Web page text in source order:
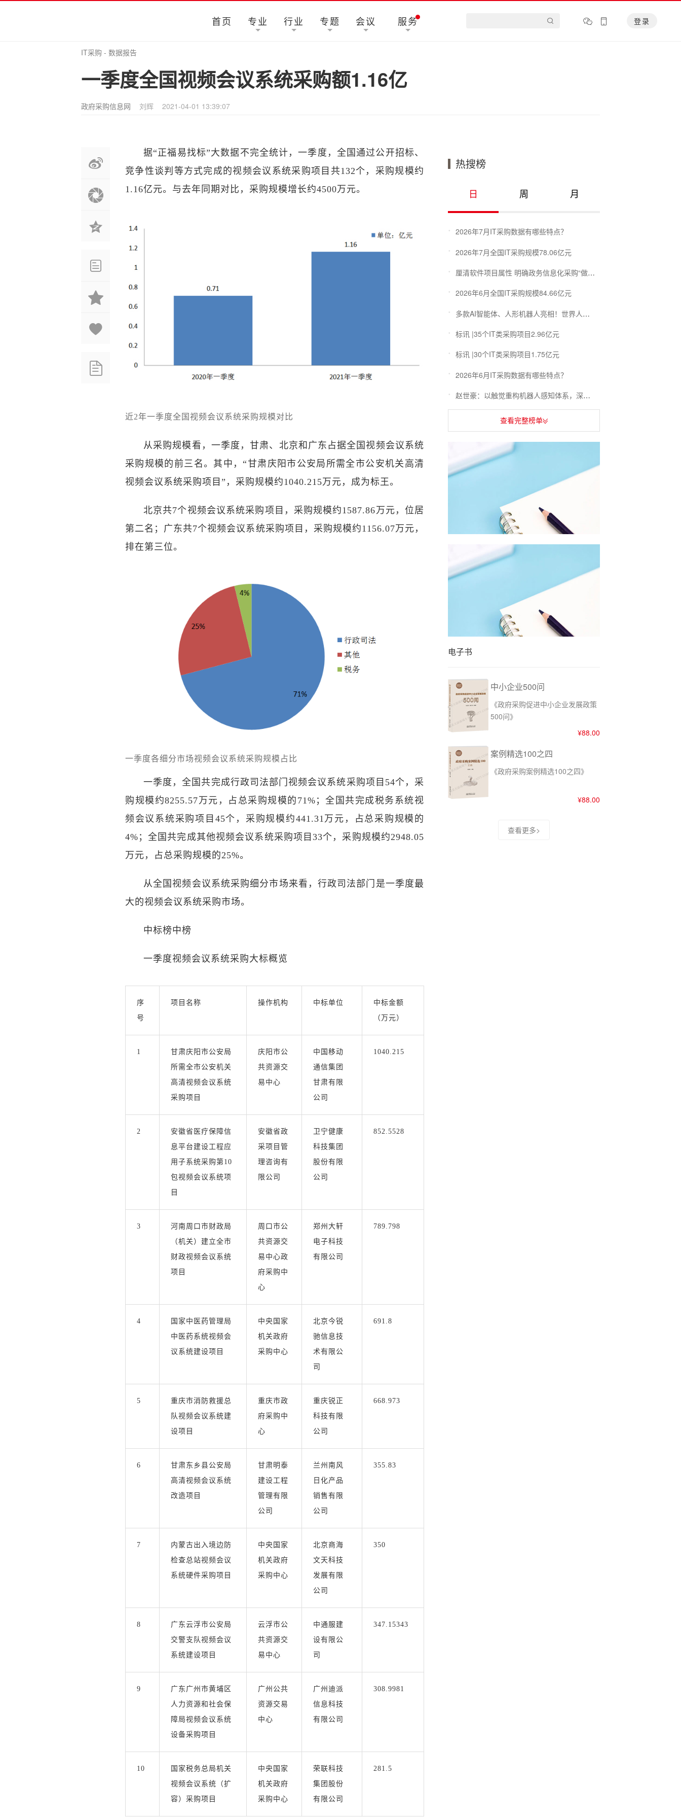
首页 专业 行业 专题 会议 服务 登录
IT采购 - 数据报告
一季度全国视频会议系统采购额1.16亿
政府采购信息网 刘辉 2021-04-01 13:39:07
据“正福易找标”大数据不完全统计，一季度，全国通过公开招标、
竞争性谈判等方式完成的视频会议系统采购项目共132个，采购规模约
1.16亿元。与去年同期对比，采购规模增长约4500万元。
近2年一季度全国视频会议系统采购规模对比
从采购规模看，一季度，甘肃、北京和广东占据全国视频会议系统
采购规模的前三名。其中，“甘肃庆阳市公安局所需全市公安机关高清
视频会议系统采购项目”，采购规模约1040.215万元，成为标王。
北京共7个视频会议系统采购项目，采购规模约1587.86万元，位居
第二名；广东共7个视频会议系统采购项目，采购规模约1156.07万元，
排在第三位。
一季度各细分市场视频会议系统采购规模占比
一季度，全国共完成行政司法部门视频会议系统采购项目54个，采
购规模约8255.57万元，占总采购规模的71%；全国共完成税务系统视
频会议系统采购项目45个，采购规模约441.31万元，占总采购规模的
4%；全国共完成其他视频会议系统采购项目33个，采购规模约2948.05
万元，占总采购规模的25%。
从全国视频会议系统采购细分市场来看，行政司法部门是一季度最
大的视频会议系统采购市场。
中标榜中榜
一季度视频会议系统采购大标概览
序
号
项目名称 操作机构 中标单位
中标金额
（万元）
1
甘肃庆阳市公安局
所需全市公安机关
高清视频会议系统
采购项目
庆阳市公
共资源交
易中心
中国移动
通信集团
甘肃有限
公司
1040.215
2
安徽省医疗保障信
息平台建设工程应
用子系统采购第10
包视频会议系统项
目
安徽省政
采项目管
理咨询有
限公司
卫宁健康
科技集团
股份有限
公司
852.5528
3
河南周口市财政局
（机关）建立全市
财政视频会议系统
项目
周口市公
共资源交
易中心政
府采购中
心
郑州大轩
电子科技
有限公司
789.798
4
国家中医药管理局
中医药系统视频会
议系统建设项目
中央国家
机关政府
采购中心
北京今锐
驰信息技
术有限公
司
691.8
5
重庆市消防救援总
队视频会议系统建
设项目
重庆市政
府采购中
心
重庆锐正
科技有限
公司
668.973
6
甘肃东乡县公安局
高清视频会议系统
改造项目
甘肃明泰
建设工程
管理有限
公司
兰州南风
日化产品
销售有限
公司
355.83
7
内蒙古出入境边防
检查总站视频会议
系统硬件采购项目
中央国家
机关政府
采购中心
北京商海
文天科技
发展有限
公司
350
8
广东云浮市公安局
交警支队视频会议
系统建设项目
云浮市公
共资源交
易中心
中通服建
设有限公
司
347.15343
9
广东广州市黄埔区
人力资源和社会保
障局视频会议系统
设备采购项目
广州公共
资源交易
中心
广州迪派
信息科技
有限公司
308.9981
10
国家税务总局机关
视频会议系统（扩
容）采购项目
中央国家
机关政府
采购中心
荣联科技
集团股份
有限公司
281.5
热搜榜
日 周 月
2026年7月IT采购数据有哪些特点？
2026年7月全国IT采购规模78.06亿元
厘清软件项目属性 明确政务信息化采购“做什么、交什么”
2026年6月全国IT采购规模84.66亿元
多款AI智能体、人形机器人亮相！世界人工智能大会勾勒产业发展新图景
标讯 |35个IT类采购项目2.96亿元
标讯 |30个IT类采购项目1.75亿元
2026年6月IT采购数据有哪些特点？
赵世豪：以触觉重构机器人感知体系，深耕多场景落地赋能产业升级
查看完整榜单
5月物业采购数据有哪些特点？
电子书
中小企业500问
《政府采购促进中小企业发展政策
500问》
¥88.00
案例精选100之四
《政府采购案例精选100之四》
¥88.00
查看更多>